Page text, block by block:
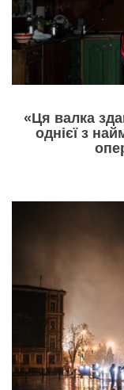
«Ця валка
однієї з